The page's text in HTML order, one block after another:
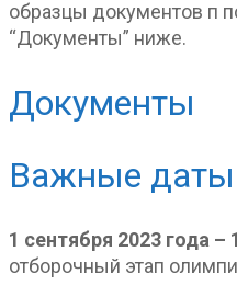
образцы документов п
“Документы” ниже.
Документы
Важные даты
1 сентября 2023 года –
отборочный этап